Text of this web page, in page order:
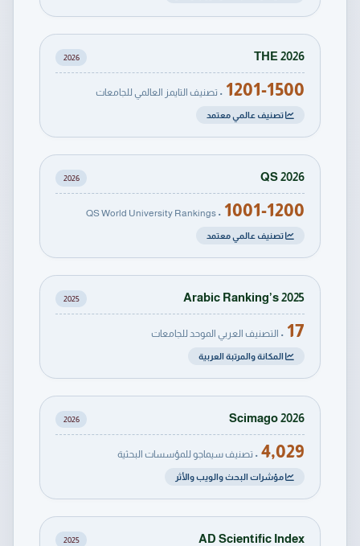
THE 2026
2026
1201-1500 • تصنيف التايمز العالمي للجامعات
تصنيف عالمي معتمد
QS 2026
2026
1001-1200
• QS World University Rankings
تصنيف عالمي معتمد
Arabic Ranking’s 2025
2025
17 • التصنيف العربي الموحد للجامعات
المكانة والمرتبة العربية
Scimago 2026
2026
4,029 • تصنيف سيماجو للمؤسسات البحثية
مؤشرات البحث والويب والأثر
AD Scientific Index
2025